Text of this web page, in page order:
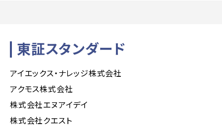
東証スタンダード
アイエックス・ナレッジ株式会社
アクモス株式会社
株式会社エヌアイデイ
株式会社クエスト